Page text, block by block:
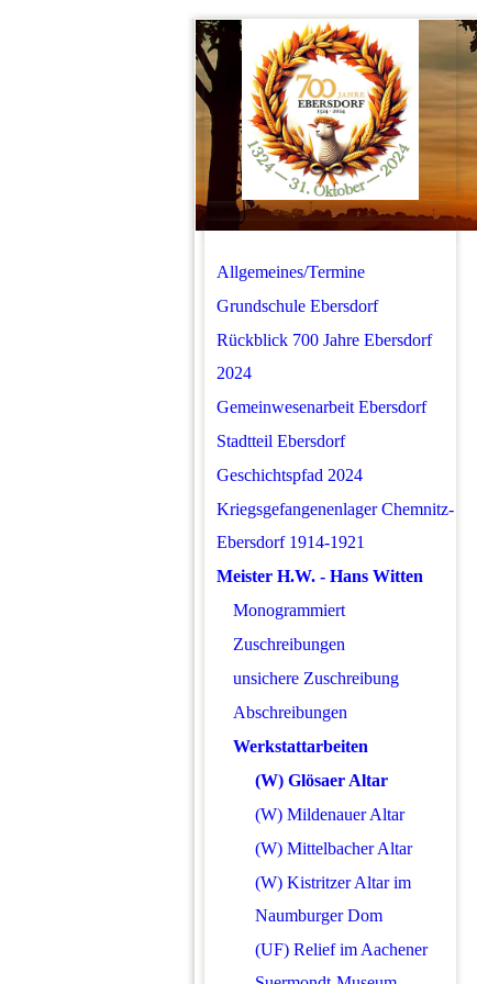
Allgemeines/Termine
Grundschule Ebersdorf
Rückblick 700 Jahre Ebersdorf
2024
Gemeinwesenarbeit Ebersdorf
Stadtteil Ebersdorf
Geschichtspfad 2024
Kriegsgefangenenlager Chemnitz-
Ebersdorf 1914-1921
Meister H.W. - Hans Witten
Monogrammiert
Zuschreibungen
unsichere Zuschreibung
Abschreibungen
Werkstattarbeiten
(W) Glösaer Altar
(W) Mildenauer Altar
(W) Mittelbacher Altar
(W) Kistritzer Altar im
Naumburger Dom
(UF) Relief im Aachener